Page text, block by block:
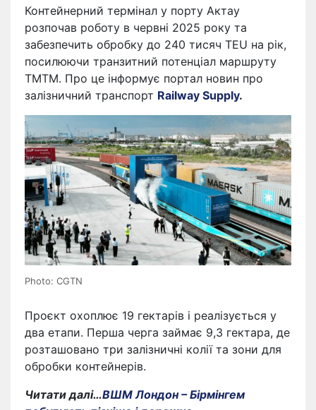
Контейнерний термінал у порту Актау
розпочав роботу в червні 2025 року та
забезпечить обробку до 240 тисяч TEU на рік,
посилюючи транзитний потенціал маршруту
ТМТМ. Про це інформує портал новин про
залізничний транспорт Railway Supply.
Photo: CGTN
Проєкт охоплює 19 гектарів і реалізується у
два етапи. Перша черга займає 9,3 гектара, де
розташовано три залізничні колії та зони для
обробки контейнерів.
Читати далі…ВШМ Лондон – Бірмінгем